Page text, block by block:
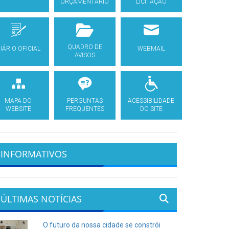
ORÇAMENTÁRIO LICITAÇÃO
OFICIAL
QUADRO DE
AVISOS
WEBMAIL
MAPA DO
WEBSITE
PERGUNTAS
FREQUENTES
ACESSIBILIDADE
DO SITE
INFORMATIVOS
ÚLTIMAS NOTÍCIAS
O futuro da nossa cidade se constrói